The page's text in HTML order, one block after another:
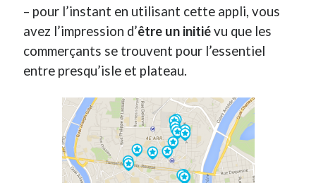
– pour l’instant en utilisant cette appli, vous
avez l’impression d’être un initiévu que les
commerçants se trouvent pour l’essentiel
entre presqu’isle et plateau.